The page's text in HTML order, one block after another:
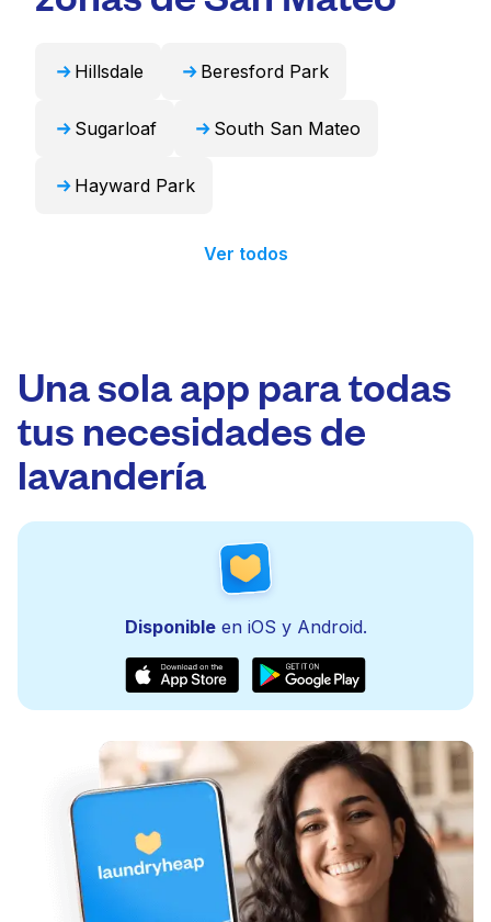
Hillsdale Beresford Park
Sugarloaf South San Mateo
Hayward Park
Ver todos
Una sola app para todas
tus necesidades de
lavandería
Disponibleen iOS y Android.